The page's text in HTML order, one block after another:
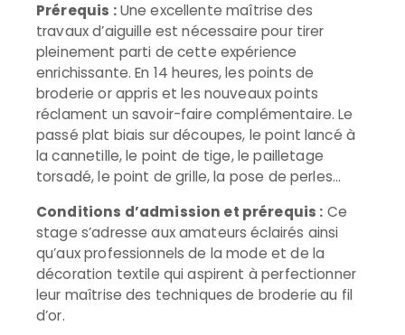
Prérequis :Une excellente maîtrise des
travaux d’aiguille est nécessaire pour tirer
pleinement parti de cette expérience
enrichissante. En 14 heures, les points de
broderie or appris et les nouveaux points
réclament un savoir-faire complémentaire. Le
passé plat biais sur découpes, le point lancé à
la cannetille, le point de tige, le pailletage
torsadé, le point de grille, la pose de perles…
Conditions d’admission et prérequis : Ce
stage s’adresse aux amateurs éclairés ainsi
qu’aux professionnels de la mode et de la
décoration textile qui aspirent à perfectionner
leur maîtrise des techniques de broderie au fil
d’or.